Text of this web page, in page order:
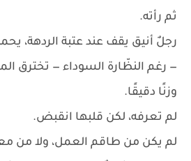
ثم رأته.
رجلٌ أنيق يقف عند عتبة الردهة،
— رغم النظّارة السوداء — تخترق
وزنًا دقيقًا.
لم تعرفه، لكن قلبها انقبض.
لم يكن من طاقم العمل، ولا من